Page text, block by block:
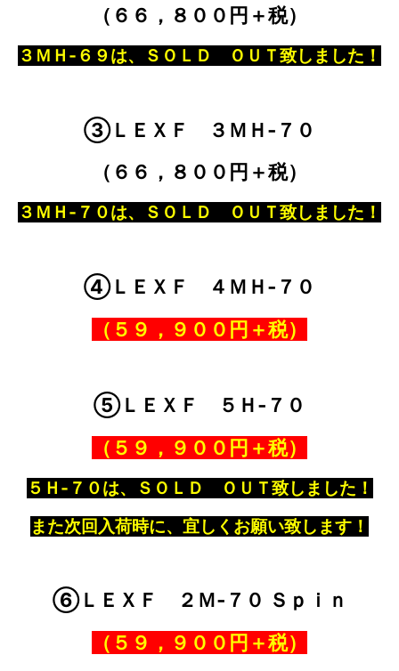
（６６，８００円＋税）
３ＭＨ‐６９は、ＳＯＬＤ ＯＵＴ致しました！
③ＬＥＸＦ ３ＭＨ‐７０
（６６，８００円＋税）
３ＭＨ‐７０は、ＳＯＬＤ ＯＵＴ致しました！
④ＬＥＸＦ ４ＭＨ‐７０
（５９，９００円＋税）
⑤ＬＥＸＦ ５Ｈ‐７０
（５９，９００円＋税）
５Ｈ‐７０は、ＳＯＬＤ ＯＵＴ致しました！
また次回入荷時に、宜しくお願い致します！
⑥ＬＥＸＦ ２Ｍ‐７０ Ｓｐｉｎ
（５９，９００円＋税）